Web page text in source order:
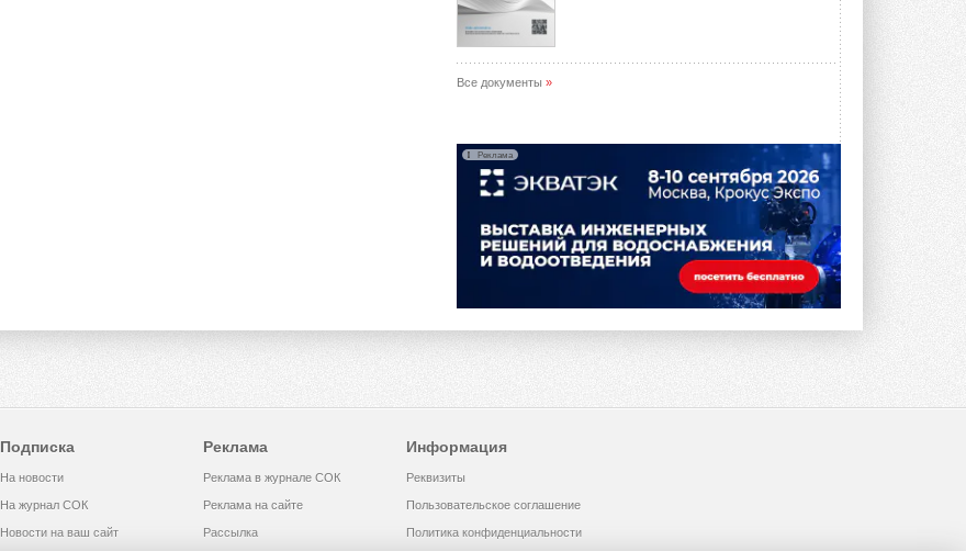
Все документы »
Реклама
Подписка
На новости
На журнал СОК
Новости на ваш сайт
Реклама
Реклама в журнале СОК
Реклама на сайте
Рассылка
Информация
Реквизиты
Пользовательское соглашение
Политика конфиденциальности